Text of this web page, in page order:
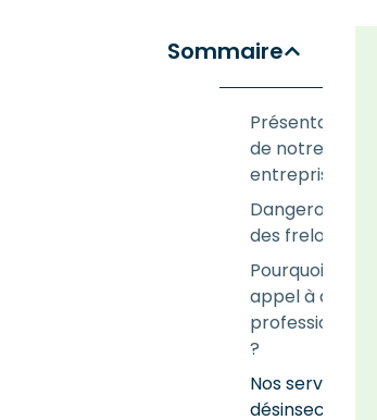
Sommaire
Présentation
de notre
entreprise
Dangerosité
des frelons
Pourquoi faire
appel à des
professionnels
?
Nos services de
désinsectisation